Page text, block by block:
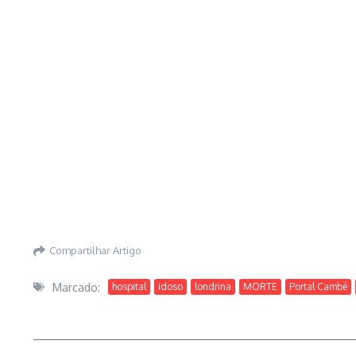
Compartilhar Artigo
Marcado: hospital idoso londrina MORTE Portal Cambé